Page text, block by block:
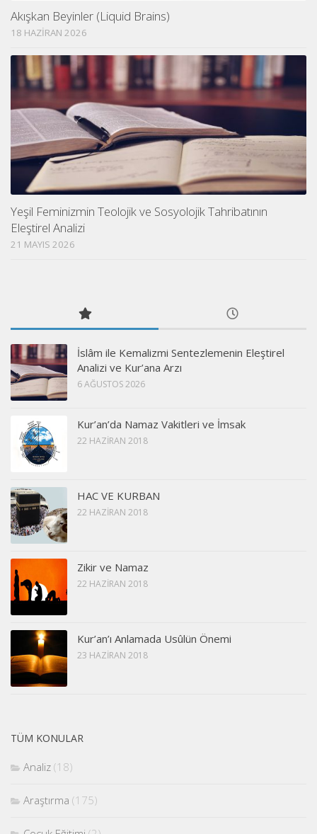
Akışkan Beyinler (Liquid Brains)
18 HAZIRAN 2026
Yeşil Feminizmin Teolojik ve Sosyolojik Tahribatının
Eleştirel Analizi
21 MAYIS 2026
İslâm ile Kemalizmi Sentezlemenin Eleştirel
Analizi ve Kur’ana Arzı
6 AĞUSTOS 2026
Kur’an’da Namaz Vakitleri ve İmsak
22 HAZIRAN 2018
HAC VE KURBAN
22 HAZIRAN 2018
Zikir ve Namaz
22 HAZIRAN 2018
Kur’an’ı Anlamada Usûlün Önemi
23 HAZIRAN 2018
TÜM KONULAR
Analiz (18)
Araştırma (175)